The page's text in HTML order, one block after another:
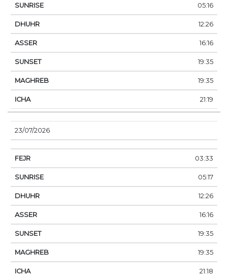
05:16
12:26
16:16
19:35
19:35
21:19
23/07/2026
03:33
05:17
12:26
16:16
19:35
19:35
21:18